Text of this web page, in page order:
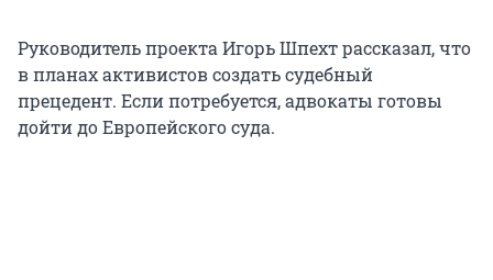
Руководитель проекта Игорь Шпехт рассказал, что
в планах активистов создать судебный
прецедент. Если потребуется, адвокаты готовы
дойти до Европейского суда.